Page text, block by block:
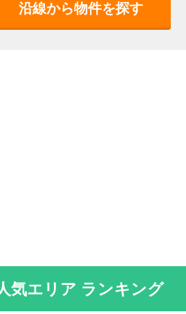
沿線から物件を探す
気エリア ランキング